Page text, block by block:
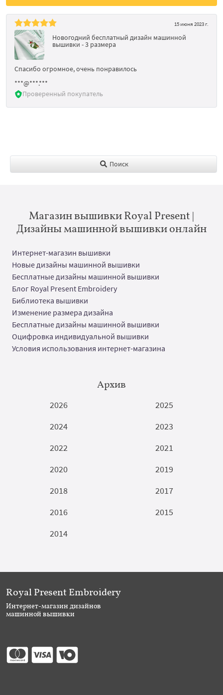
15 июня 2023 г.
Новогодний бесплатный дизайн машинной
вышивки - 3 размера
Спасибо огромное, очень понравилось
***@***.***
Проверенный покупатель
Поиск
Магазин вышивки Royal Present |
Дизайны машинной вышивки онлайн
Интернет-магазин вышивки
Новые дизайны машинной вышивки
Бесплатные дизайны машинной вышивки
Блог Royal Present Embroidery
Библиотека вышивки
Изменение размера дизайна
Бесплатные дизайны машинной вышивки
Оцифровка индивидуальной вышивки
Условия использования интернет-магазина
Архив
2026
2025
2024
2023
2022
2021
2020
2019
2018
2017
2016
2015
2014
Royal Present Embroidery
Интернет-магазин дизайнов
машинной вышивки